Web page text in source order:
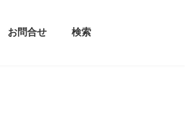
お問合せ 検索